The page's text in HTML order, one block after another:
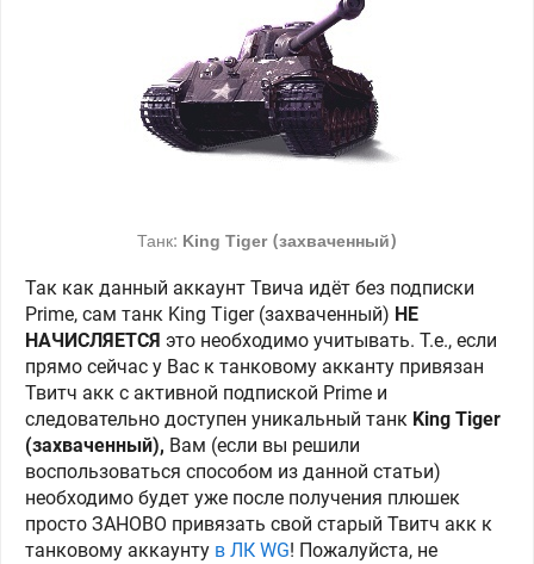
Танк: King Tiger (захваченный)
Так как данный аккаунт Твича идёт без подписки
Prime, сам танк King Tiger (захваченный) НЕ
НАЧИСЛЯЕТСЯ это необходимо учитывать. Т.е., если
прямо сейчас у Вас к танковому акканту привязан
Твитч акк с активной подпиской Prime и
следовательно доступен уникальный танк King Tiger
(захваченный), Вам (если вы решили
воспользоваться способом из данной статьи)
необходимо будет уже после получения плюшек
просто ЗАНОВО привязать свой старый Твитч акк к
танковому аккаунту в ЛК WG! Пожалуйста, не